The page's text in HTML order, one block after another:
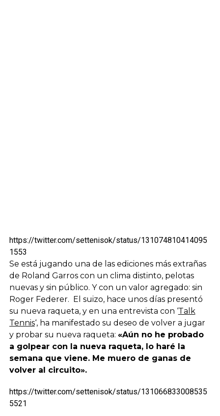
https://twitter.com/settenisok/status/131074810414095
1553
Se está jugando una de las ediciones más extrañas
de Roland Garros con un clima distinto, pelotas
nuevas y sin público. Y con un valor agregado: sin
Roger Federer. El suizo, hace unos días presentó
su nueva raqueta, y en una entrevista con ‘Talk
Tennis‘, ha manifestado su deseo de volver a jugar
y probar su nueva raqueta: «Aún no he probado
a golpear con la nueva raqueta, lo haré la
semana que viene. Me muero de ganas de
volver al circuito».
https://twitter.com/settenisok/status/131066833008535
5521